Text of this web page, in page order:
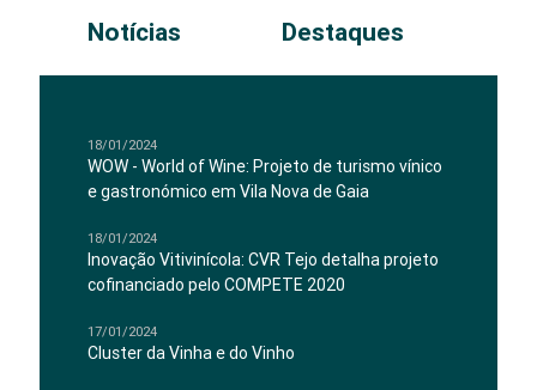
Notícias Destaques
18/01/2024
WOW - World of Wine: Projeto de turismo vínico
e gastronómico em Vila Nova de Gaia
18/01/2024
Inovação Vitivinícola: CVR Tejo detalha projeto
cofinanciado pelo COMPETE 2020
17/01/2024
Cluster da Vinha e do Vinho